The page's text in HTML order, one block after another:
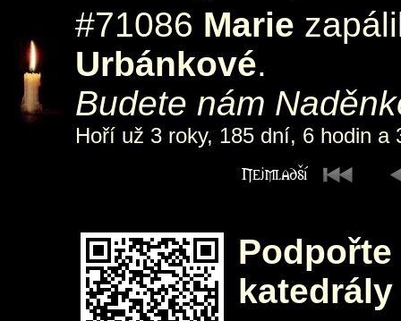
#71086 Marie
Urbánkové.
Budete nám
Hoří už 3 roky, 185 dní, 6 hodin a
katedrály